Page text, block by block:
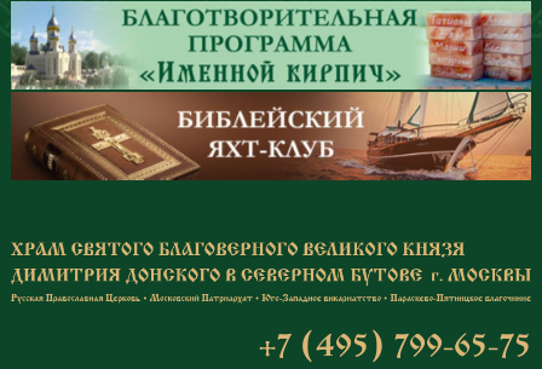
Перейти к основному содержанию
+7 (495) 799-65-75